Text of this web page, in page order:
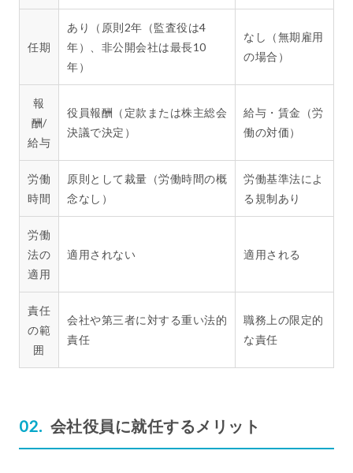
任期
あり（原則2年（監査役は4
年）、非公開会社は最長10
年）
なし（無期雇用
の場合）
報
酬/
給与
役員報酬（定款または株主総会
決議で決定）
給与・賃金（労
働の対価）
労働
時間
原則として裁量（労働時間の概
念なし）
労働基準法によ
る規制あり
労働
法の
適用
適用されない 適用される
責任
の範
囲
会社や第三者に対する重い法的
責任
職務上の限定的
な責任
会社役員に就任するメリット